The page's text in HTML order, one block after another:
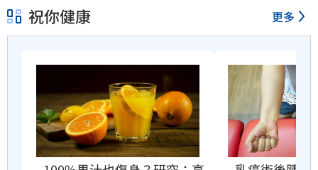
祝你健康 更多